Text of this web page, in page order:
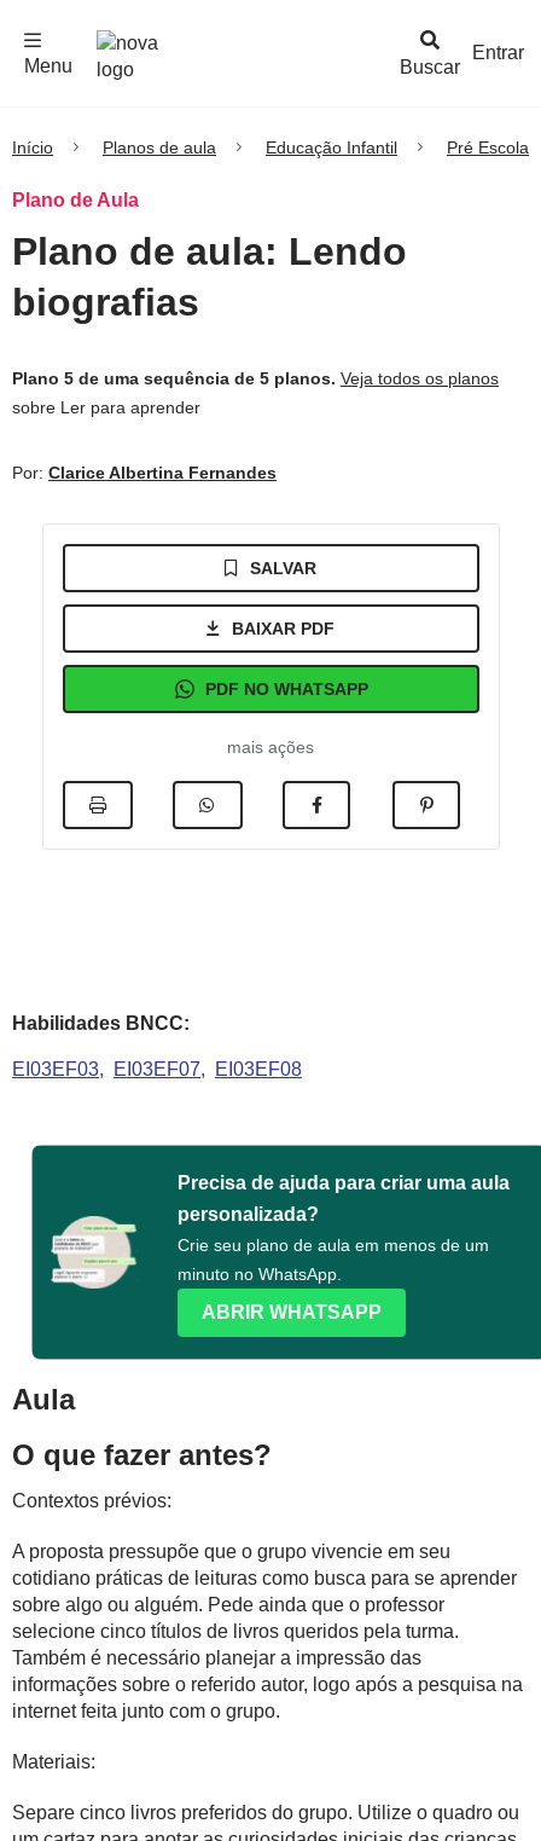
Buscar
Menu
Entrar
Início Planos de aula Educação Infantil Pré Escola
Plano de Aula
Plano de aula: Lendo
biografias
Plano 5 de uma sequência de 5 planos. Veja todos os planos
sobre Ler para aprender
Por: Clarice Albertina Fernandes
SALVAR
BAIXAR PDF
PDF NO WHATSAPP
mais ações
Habilidades BNCC:
EI03EF03 EI03EF07 EI03EF08
Precisa de ajuda para criar uma aula
personalizada?
Crie seu plano de aula em menos de um
minuto no WhatsApp.
ABRIR WHATSAPP
Aula
O que fazer antes?
Contextos prévios:
A proposta pressupõe que o grupo vivencie em seu
cotidiano práticas de leituras como busca para se aprender
sobre algo ou alguém. Pede ainda que o professor
selecione cinco títulos de livros queridos pela turma.
Também é necessário planejar a impressão das
informações sobre o referido autor, logo após a pesquisa na
internet feita junto com o grupo.
Materiais:
Separe cinco livros preferidos do grupo. Utilize o quadro ou